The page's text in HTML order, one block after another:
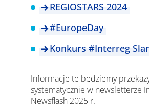
REGIOSTARS 2024
#EuropeDay
Konkurs #Interreg
Informacje te będziemy
systematycznie w newsletterze
Newsflash 2025 r.